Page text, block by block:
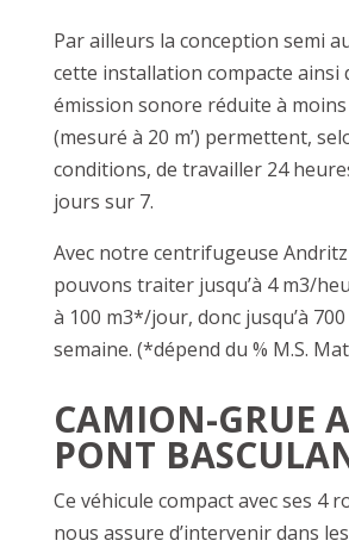
Par ailleurs la conception semi
cette installation compacte ainsi
émission sonore réduite à moins
(mesuré à 20 m’) permettent,
conditions, de travailler 24
jours sur 7.
Avec notre centrifugeuse
pouvons traiter jusqu’à 4 m3/
à 100 m3*/jour, donc jusqu’à
semaine. (*dépend du % M.S.
CAMION-GRUE
PONT
Ce véhicule compact avec ses 4
nous assure d’intervenir dans